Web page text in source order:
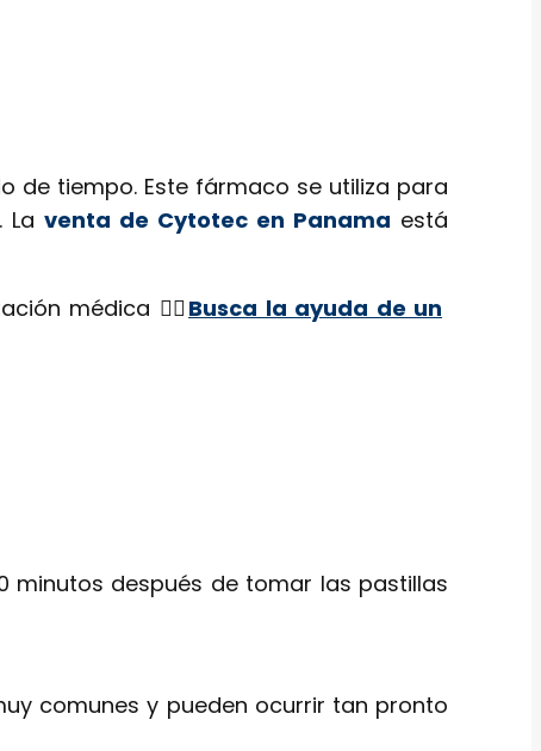
de tiempo. Este fármaco se utiliza para
venta de Cytotec en Panama está
médica 👨‍⚕️Busca la ayuda de un
minutos después de tomar las pastillas
comunes y pueden ocurrir tan pronto